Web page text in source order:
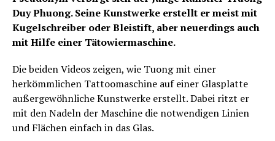
Duy Phuong. Seine Kunstwerke erstellt er meist mit
Kugelschreiber oder Bleistift, aber neuerdings auch
mit Hilfe einer Tätowiermaschine.
Die beiden Videos zeigen, wie Tuong mit einer
herkömmlichen Tattoomaschine auf einer Glasplatte
außergewöhnliche Kunstwerke erstellt. Dabei ritzt er
mit den Nadeln der Maschine die notwendigen Linien
und Flächen einfach in das Glas.